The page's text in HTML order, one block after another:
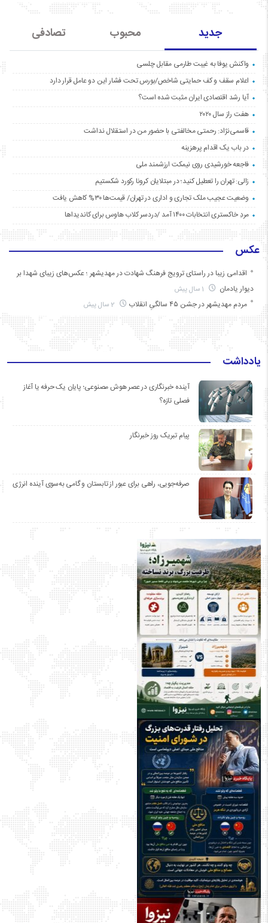
جدید محبوب تصادفی
واکنش یوفا به غیبت طارمی مقابل چلسی
اعلام سقف و کف حمایتی شاخص/بورس تحت فشار این دو عامل قرار دارد
آیا رشد اقتصادی ایران مثبت شده است؟
هفت راز سال ۲۰۲۰
قاسمی‌نژاد: رحمتی مخالفتی با حضور من در استقلال نداشت
در باب یک اقدام پرهزینه
فاجعه خورشیدی روی نیمکت ارزشمند ملی
زالی: تهران را تعطیل کنید؛ در مبتلایان کرونا رکورد شکستیم
وضعیت عجیب ملک تجاری و اداری در تهران/ قیمت‌ها ۳۰% کاهش یافت
مردِ خاکستری انتخابات ۱۴۰۰ آمد /دردسر کلاب هاوس برای کاندیداها
عکس
اقدامی زیبا در راستای ترویج فرهنگ شهادت در مهدیشهر ؛ عکس‌های زیبای شهدا بر
دیوار یادمان
مردم مهدیشهر در جشن ۴۵ سالگیِ انقلاب
یادداشت
آینده خبرنگاری در عصر هوش مصنوعی؛ پایان یک حرفه یا آغاز
فصلی تازه؟
پیام تبریک روز خبرنگار
صرفه‌جویی، راهی برای عبور از تابستان و گامی به‌سوی آینده انرژی